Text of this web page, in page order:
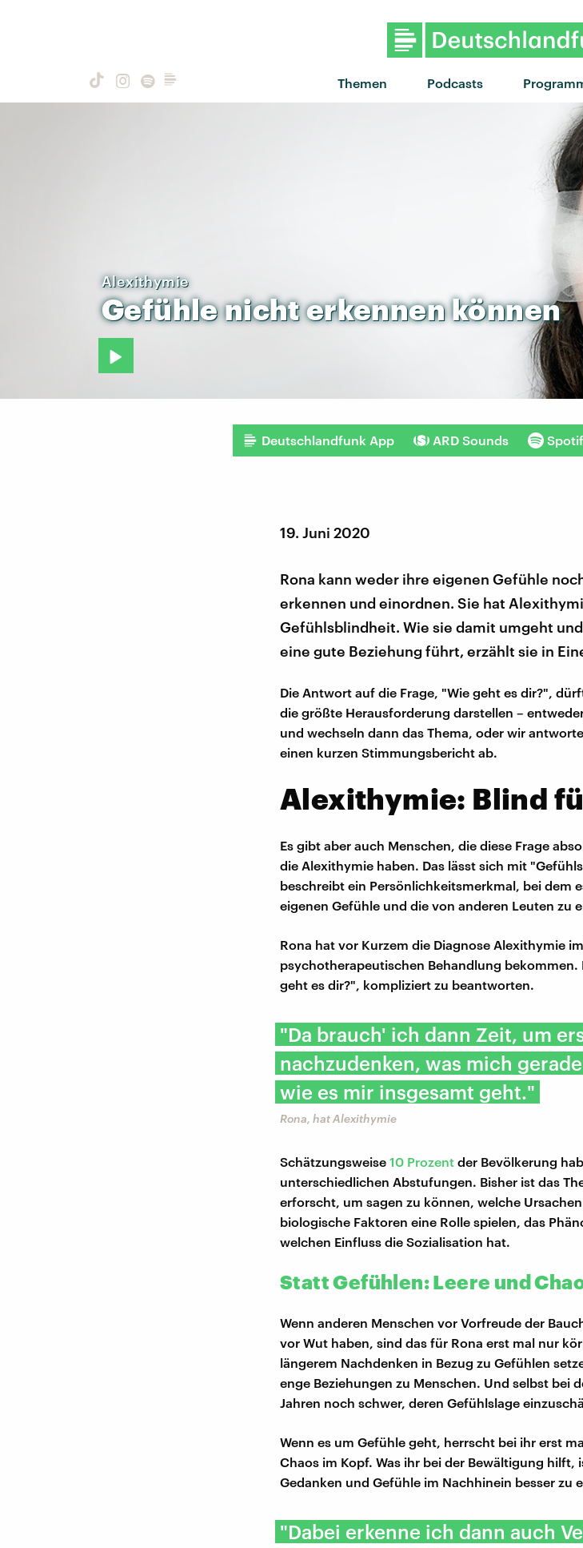
Themen Podcasts
"Too Many Friends"
Alexithymie
Gefühlenichterkennenkönnen
Deutschlandfunk App ARD Sounds
19. Juni 2020
Rona kann weder ihre eigenen Gefühle
erkennen und einordnen. Sie hat
Gefühlsblindheit. Wie sie damit umgeht
eine gute Beziehung führt, erzählt sie in
Die Antwort auf die Frage, "Wie geht es dir?",
die größte Herausforderung darstellen –
und wechseln dann das Thema, oder wir
einen kurzen Stimmungsbericht ab.
Alexithymie: Blind
Es gibt aber auch Menschen, die diese Frage
die Alexithymie haben. Das lässt sich mit
beschreibt ein Persönlichkeitsmerkmal, bei dem
eigenen Gefühle und die von anderen Leuten zu
Rona hat vor Kurzem die Diagnose Alexithymie
psychotherapeutischen Behandlung bekommen.
geht es dir?", kompliziert zu beantworten.
"Da brauch' ich dann Zeit, um
nachzudenken, was mich
wie es mir insgesamt geht."
Rona, hat Alexithymie
Schätzungsweise 10 Prozent der Bevölkerung
unterschiedlichen Abstufungen. Bisher ist das
erforscht, um sagen zu können, welche
biologische Faktoren eine Rolle spielen, das
welchen Einfluss die Sozialisation hat.
Statt Gefühlen: Leere und
Wenn anderen Menschen vor Vorfreude der
vor Wut haben, sind das für Rona erst mal nur
längerem Nachdenken in Bezug zu Gefühlen
enge Beziehungen zu Menschen. Und selbst bei
Jahren noch schwer, deren Gefühlslage
Wenn es um Gefühle geht, herrscht bei ihr erst
Chaos im Kopf. Was ihr bei der Bewältigung hilft,
Gedanken und Gefühle im Nachhinein besser zu
"Dabei erkenne ich dann auch